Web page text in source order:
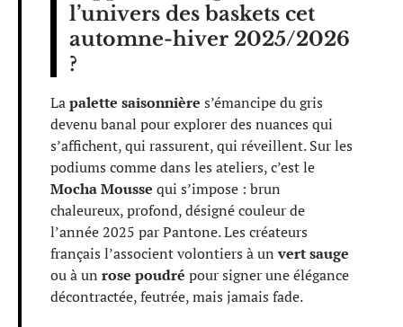
l’univers des baskets cet
automne-hiver 2025/2026
?
Lapalette saisonnière s’émancipe du gris
devenu banal pour explorer des nuances qui
s’affichent, qui rassurent, qui réveillent. Sur les
podiums comme dans les ateliers, c’est le
Mocha Mousse qui s’impose : brun
chaleureux, profond, désigné couleur de
l’année 2025 par Pantone. Les créateurs
français l’associent volontiers à unvert sauge
ou à un rose poudré pour signer une élégance
décontractée, feutrée, mais jamais fade.